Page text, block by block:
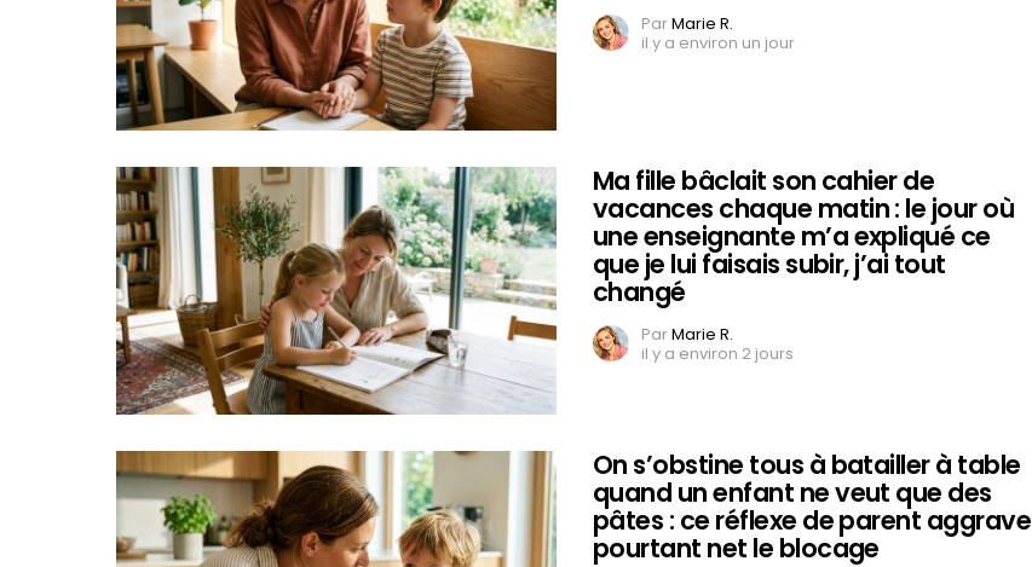
ParMarie R.
il y a environ un jour
Ma fille bâclait son cahier de
vacances chaque matin : le jour où
une enseignante m’a expliqué ce
que je lui faisais subir, j’ai tout
changé
ParMarie R.
il y a environ 2 jours
On s’obstine tous à batailler à table
quand un enfant ne veut que des
pâtes : ce réflexe de parent aggrave
pourtant net le blocage